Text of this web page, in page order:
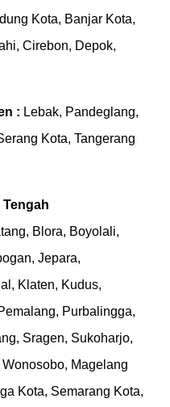
Kota, Banjar Kota,
Cirebon, Depok,
: Lebak, Pandeglang,
Kota, Tangerang
Tengah
Blora, Boyolali,
Jepara,
Klaten, Kudus,
Purbalingga,
Sragen, Sukoharjo,
Magelang
Kota, Semarang Kota,